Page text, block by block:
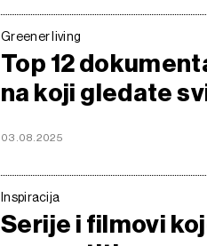
Greener living
Top 12
na koji gledate
03.08.2025
Inspiracija
Serije i filmovi